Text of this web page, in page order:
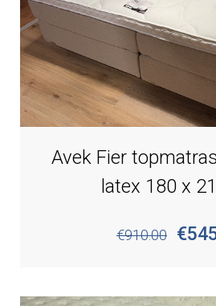
Avek Fier
latex 180 x
€910.00